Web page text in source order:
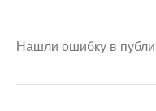
Нашли ошибку в